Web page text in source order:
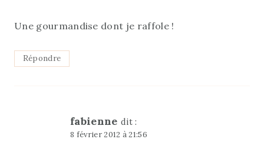
Une gourmandise dont je raffole !
Répondre
fabienne dit :
8 février 2012 à 21:56